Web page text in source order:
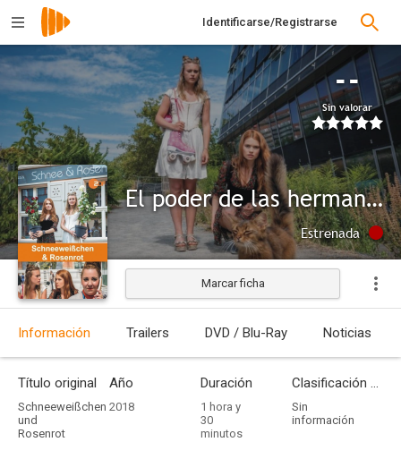
Identificarse/Registrarse
--
Sin valorar
El poder de las hermanas
Estrenada
Marcar ficha
Información Trailers DVD / Blu-Ray Noticias
Título original
Schneeweißchen
und
Rosenrot
Año
2018
Duración
1 hora y
30
minutos
Clasificación por edades
Sin
información